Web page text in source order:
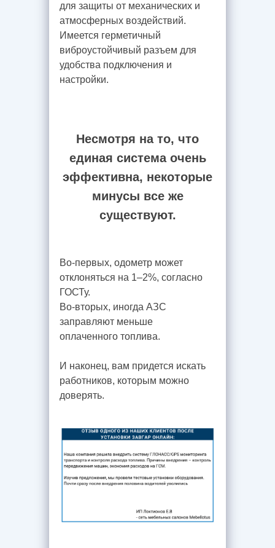
Несмотря на то, что
единая система очень
эффективна, некоторые
минусы все же
существуют.
для защиты от механических и
атмосферных воздействий.
Имеется герметичный
виброустойчивый разъем для
удобства подключения и
настройки.
Во-первых, одометр может
отклоняться на 1–2%, согласно
ГОСТу.
Во-вторых, иногда АЗС
заправляют меньше
оплаченного топлива.
И наконец, вам придется искать
работников, которым можно
доверять.